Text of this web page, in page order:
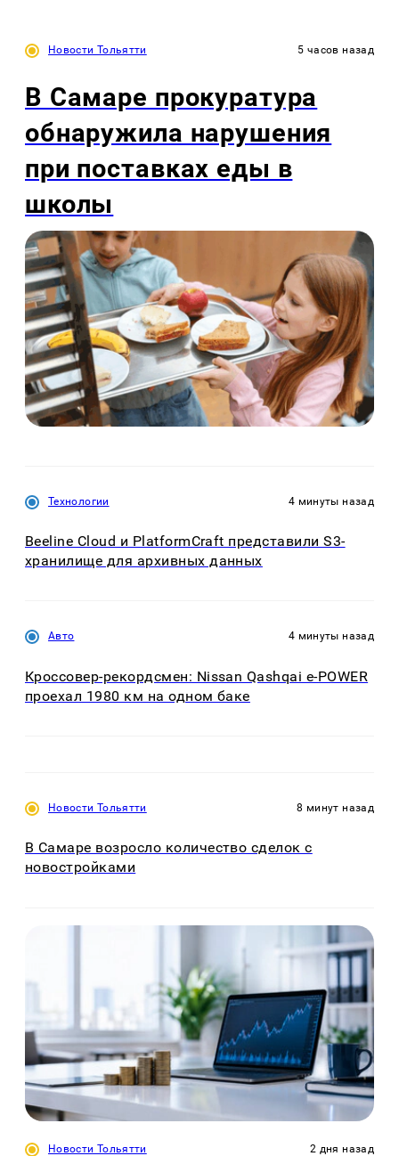
Новости Тольятти 5 часов назад
В Самаре прокуратура
обнаружила нарушения
при поставках еды в
школы
Технологии 4 минуты назад
Beeline Cloud и PlatformCraft представили S3-
хранилище для архивных данных
Авто 4 минуты назад
Кроссовер-рекордсмен: Nissan Qashqai e-POWER
проехал 1980 км на одном баке
Новости Тольятти 8 минут назад
В Самаре возросло количество сделок с
новостройками
Новости Тольятти 2 дня назад